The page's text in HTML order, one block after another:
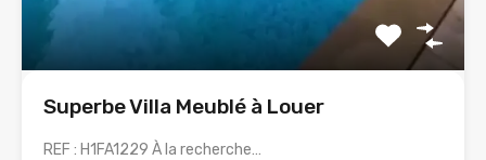
Superbe Villa Meublé à Louer
REF : H1FA1229 À la recherche…